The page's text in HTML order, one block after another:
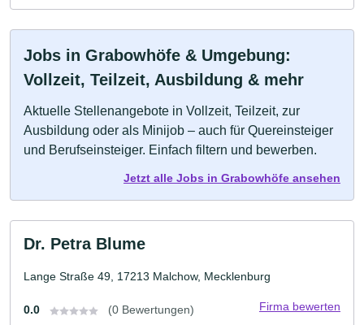
Jobs in Grabowhöfe & Umgebung:
Vollzeit, Teilzeit, Ausbildung & mehr
Aktuelle Stellenangebote in Vollzeit, Teilzeit, zur
Ausbildung oder als Minijob – auch für Quereinsteiger
und Berufseinsteiger. Einfach filtern und bewerben.
Jetzt alle Jobs in Grabowhöfe ansehen
Dr. Petra Blume
Lange Straße 49, 17213 Malchow, Mecklenburg
0.0 (0 Bewertungen) Firma bewerten